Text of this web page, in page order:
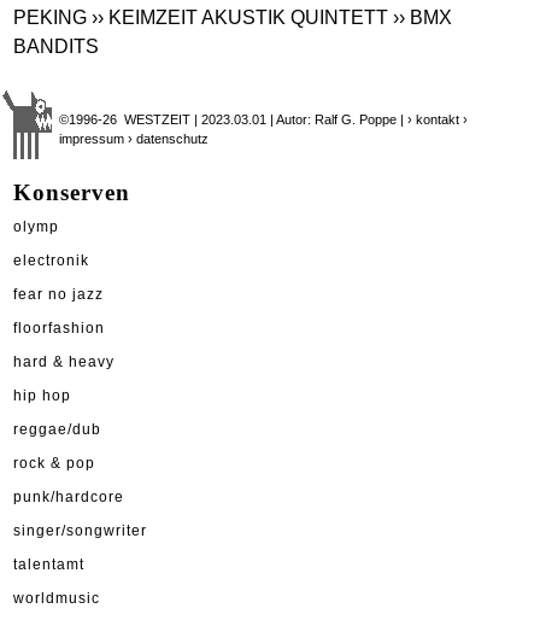
PEKING ›› KEIMZEIT AKUSTIK QUINTETT ›› BMX
BANDITS
©1996-26 WESTZEIT | 2023.03.01 | Autor: Ralf G. Poppe |› kontakt ›
impressum › datenschutz
Konserven
olymp
electronik
fear no jazz
floorfashion
hard & heavy
hip hop
reggae/dub
rock & pop
punk/hardcore
singer/songwriter
talentamt
worldmusic